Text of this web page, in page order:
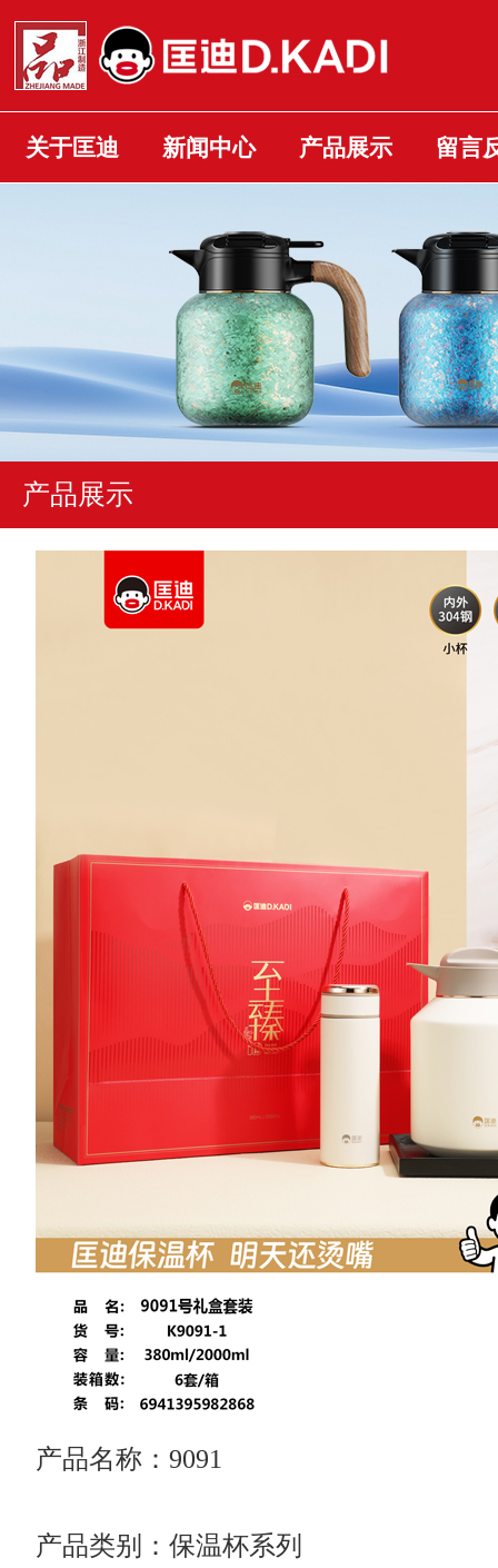
关于匡迪 新闻中心 产品展示 留言
产品展示
产品名称：9091
产品类别：保温杯系列